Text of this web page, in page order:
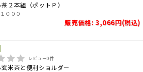
２本組（ポットＰ）
０００
販売価格: 3,066円(税込)
レビュー0件
玄米茶と便利ショルダー